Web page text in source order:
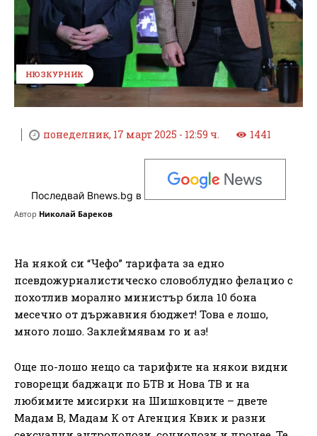
НЮЗКУРНИК
понеделник, 17 март 2025 - 12:59 ч. 1441
Последвай Bnews.bg в
Автор Николай Бареков
На някой си “Чефо” тарифата за едно
псевдожурналистическо словоблудно фелацио с
похотлив морално министър била 10 бона
месечно от държавния бюджет! Това е лошо,
много лошо. Заклеймявам го и аз!
Още по-лошо нещо са тарифите на някои видни
говорещи баджаци по БТВ и Нова ТВ и на
любимите мисирки на Шишковците – двете
Мадам В, Мадам К от Агенция Квик и разни